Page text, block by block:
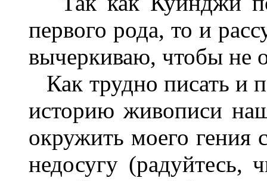
первого рода, то и
вычеркиваю, чтобы не
Как трудно писать и
историю живописи
окружить моего
недосугу (радуйтесь,